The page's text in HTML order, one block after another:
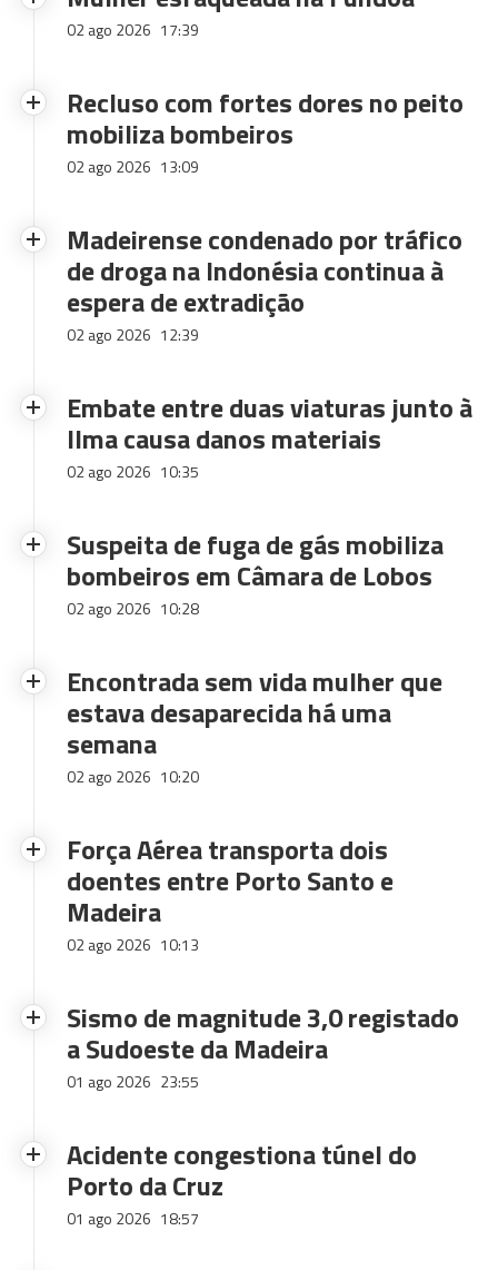
02 ago 2026 17:39
Recluso com fortes dores no peito
mobiliza bombeiros
02 ago 2026 13:09
Madeirense condenado por tráfico
de droga na Indonésia continua à
espera de extradição
02 ago 2026 12:39
Embate entre duas viaturas junto à
Ilma causa danos materiais
02 ago 2026 10:35
Suspeita de fuga de gás mobiliza
bombeiros em Câmara de Lobos
02 ago 2026 10:28
Encontrada sem vida mulher que
estava desaparecida há uma
semana
02 ago 2026 10:20
Força Aérea transporta dois
doentes entre Porto Santo e
Madeira
02 ago 2026 10:13
Sismo de magnitude 3,0 registado
a Sudoeste da Madeira
01 ago 2026 23:55
Acidente congestiona túnel do
Porto da Cruz
01 ago 2026 18:57